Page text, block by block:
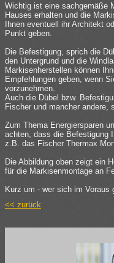
Wichtig ist eine sachgemäße
Hauses erhalten und die
Ihnen eventuell ihr Architekt
Punkt geben.
Die Befestigung, sprich die
den Untergrund und die
Markisenherstellen können
Empfehlungen geben, wenn
vorzunehmen.
Auch die Dübel bzw.
Fischer und mancher andere,
Zum Thema Energiersparen
achten, dass die Befestigung
z.B. das Fischer Thermax
Die Abbildung oben zeigt ein
für die Markisenmontage an
Kurz um - wer sich im
<< zurück